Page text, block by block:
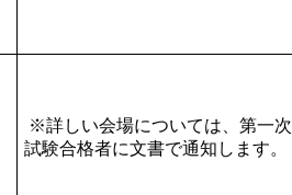
※詳しい会場については、第一次
試験合格者に文書で通知します。